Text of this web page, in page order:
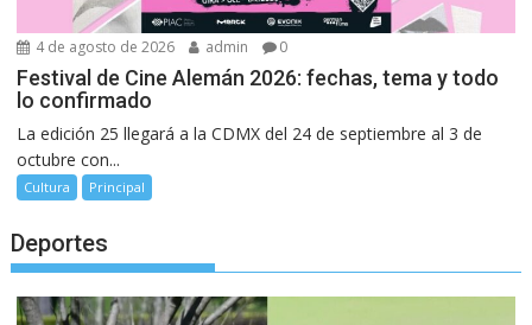
4 de agosto de 2026 admin 0
Festival de Cine Alemán 2026: fechas, tema y todo
lo confirmado
La edición 25 llegará a la CDMX del 24 de septiembre al 3 de
octubre con...
Cultura Principal
Deportes